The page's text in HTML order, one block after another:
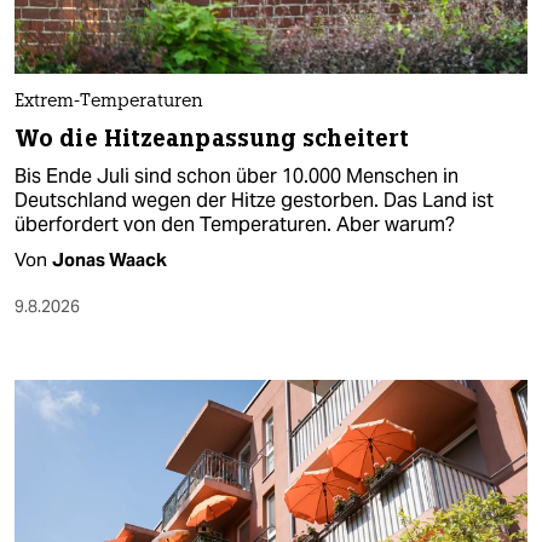
Extrem-Temperaturen
Wo die Hitzeanpassung scheitert
Bis Ende Juli sind schon über 10.000 Menschen in
Deutschland wegen der Hitze gestorben. Das Land ist
überfordert von den Temperaturen. Aber warum?
Von Jonas Waack
9.8.2026